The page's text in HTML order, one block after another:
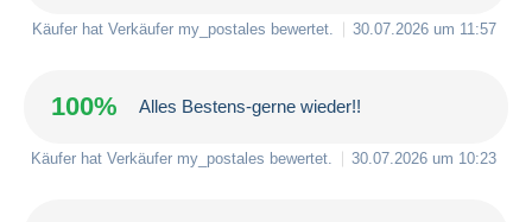
Käufer hat Verkäufer my_postales bewertet. 30.07.2026 um 11:57
100% Alles Bestens-gerne wieder!!
Käufer hat Verkäufer my_postales bewertet. 30.07.2026 um 10:23